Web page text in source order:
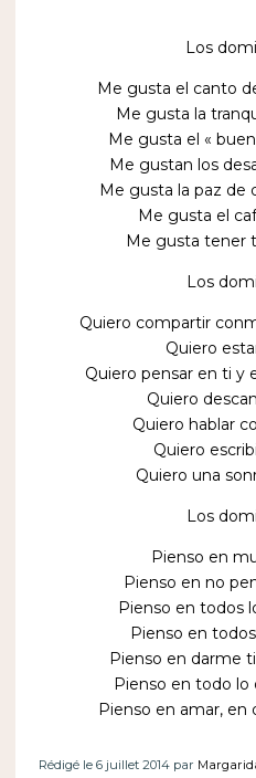
Los
Me gusta el canto
Me gusta la
Me gusta el «
Me gustan los
Me gusta la paz de
Me gusta el
Me gusta tener
Los
Quiero compartir
Quiero
Quiero pensar en ti y
Quiero
Quiero hablar
Quiero
Quiero una
Los
Pienso en
Pienso en no
Pienso en todos
Pienso en
Pienso en darme
Pienso en todo lo
Pienso en amar, en
Rédigé le 6 juillet 2014 par